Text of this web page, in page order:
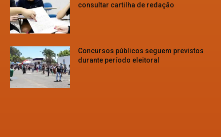
consultar cartilha de redação
Concursos públicos seguem previstos
durante período eleitoral